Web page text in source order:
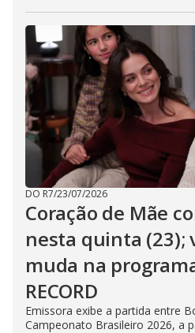
DO R7/23/07/2026
Coração de Mãe
nesta quinta (23);
muda na
RECORD
Emissora exibe a partida entre
Campeonato Brasileiro 2026, a